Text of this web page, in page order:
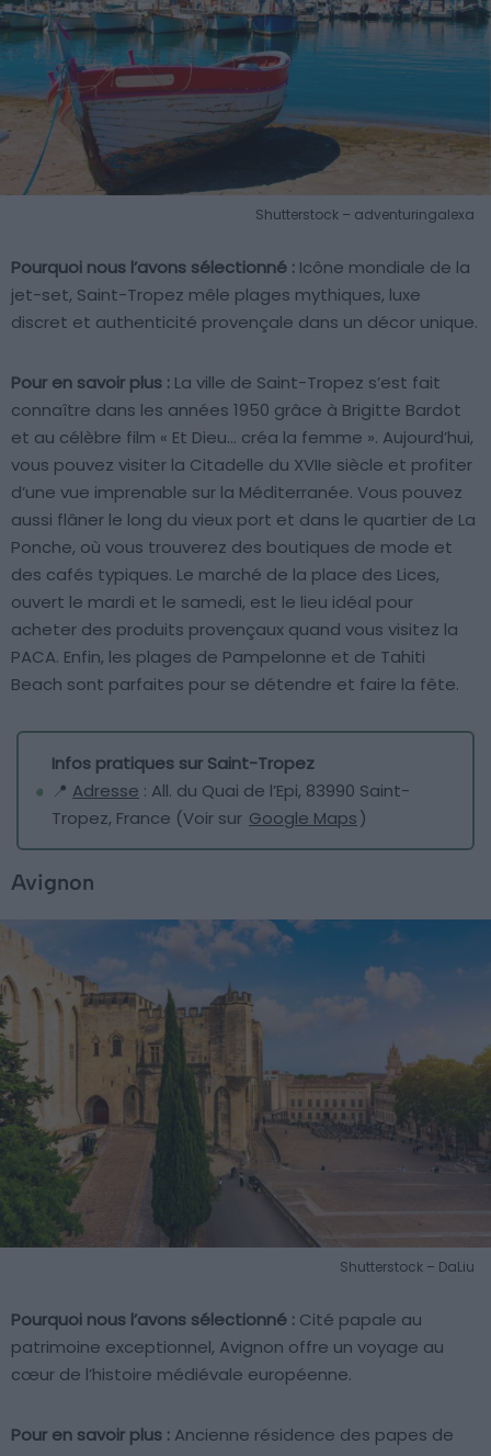
Shutterstock – adventuringalexa
Pourquoi nous l’avons sélectionné : Icône mondiale de la
jet-set, Saint-Tropez mêle plages mythiques, luxe
discret et authenticité provençale dans un décor unique.
Pour en savoir plus : La ville de Saint-Tropez s’est fait
connaître dans les années 1950 grâce à Brigitte Bardot
et au célèbre film « Et Dieu… créa la femme ». Aujourd’hui,
vous pouvez visiter la Citadelle du XVIIe siècle et profiter
d’une vue imprenable sur la Méditerranée. Vous pouvez
aussi flâner le long du vieux port et dans le quartier de La
Ponche, où vous trouverez des boutiques de mode et
des cafés typiques. Le marché de la place des Lices,
ouvert le mardi et le samedi, est le lieu idéal pour
acheter des produits provençaux quand vous visitez la
PACA. Enfin, les plages de Pampelonne et de Tahiti
Beach sont parfaites pour se détendre et faire la fête.
Infos pratiques sur Saint-Tropez
📍 Adresse : All. du Quai de l’Epi, 83990 Saint-
Tropez, France (Voir sur Google Maps)
Avignon
Shutterstock – DaLiu
Pourquoi nous l’avons sélectionné : Cité papale au
patrimoine exceptionnel, Avignon offre un voyage au
cœur de l’histoire médiévale européenne.
Pour en savoir plus : Ancienne résidence des papes de